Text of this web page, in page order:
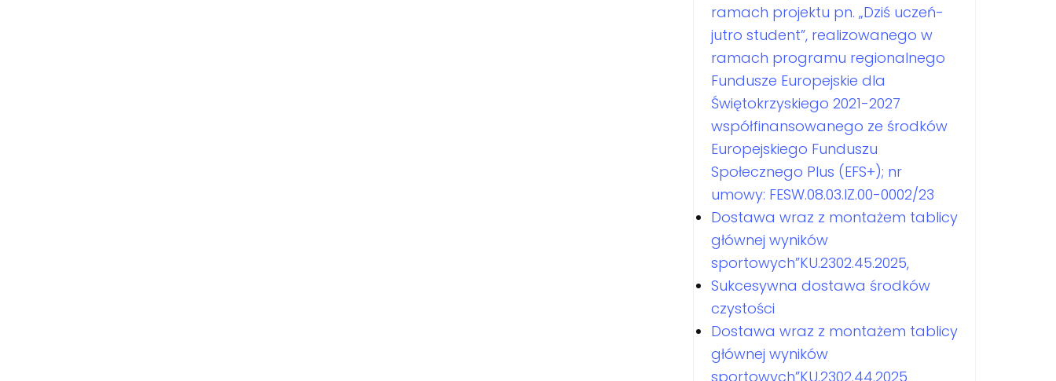
ramach projektu pn. „Dziś uczeń-
jutro student”, realizowanego w
ramach programu regionalnego
Fundusze Europejskie dla
Świętokrzyskiego 2021-2027
współfinansowanego ze środków
Europejskiego Funduszu
Społecznego Plus (EFS+); nr
umowy: FESW.08.03.IZ.00-0002/23
Dostawa wraz z montażem tablicy
głównej wyników
sportowych”KU.2302.45.2025,
Sukcesywna dostawa środków
czystości
Dostawa wraz z montażem tablicy
głównej wyników
sportowych”KU.2302.44.2025